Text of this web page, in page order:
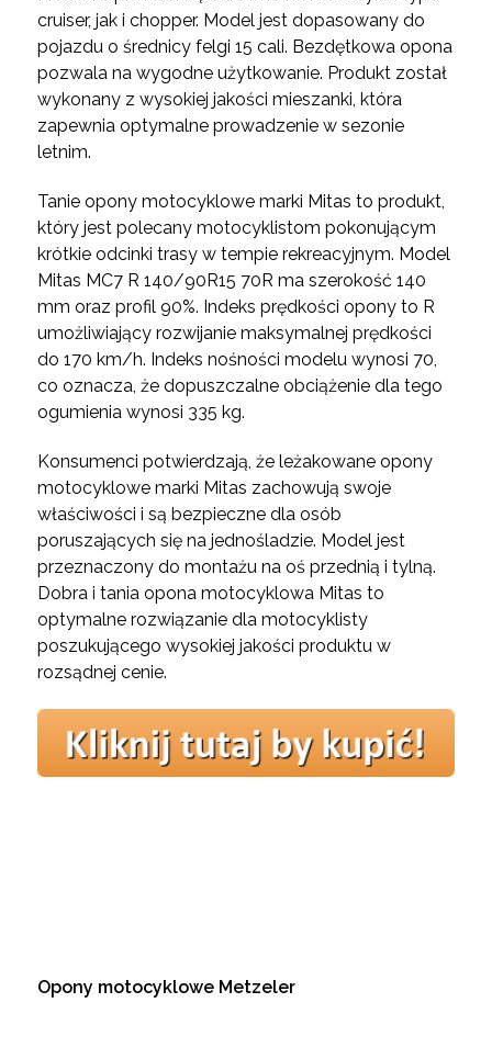
cruiser, jak i chopper. Model jest dopasowany do
pojazdu o średnicy felgi 15 cali. Bezdętkowa opona
pozwala na wygodne użytkowanie. Produkt został
wykonany z wysokiej jakości mieszanki, która
zapewnia optymalne prowadzenie w sezonie
letnim.
Tanie opony motocyklowe marki Mitas to produkt,
który jest polecany motocyklistom pokonującym
krótkie odcinki trasy w tempie rekreacyjnym. Model
Mitas MC7 R 140/90R15 70R ma szerokość 140
mm oraz profil 90%. Indeks prędkości opony to R
umożliwiający rozwijanie maksymalnej prędkości
do 170 km/h. Indeks nośności modelu wynosi 70,
co oznacza, że dopuszczalne obciążenie dla tego
ogumienia wynosi 335 kg.
Konsumenci potwierdzają, że leżakowane opony
motocyklowe marki Mitas zachowują swoje
właściwości i są bezpieczne dla osób
poruszających się na jednośladzie. Model jest
przeznaczony do montażu na oś przednią i tylną.
Dobra i tania opona motocyklowa Mitas to
optymalne rozwiązanie dla motocyklisty
poszukującego wysokiej jakości produktu w
rozsądnej cenie.
Opony motocyklowe Metzeler